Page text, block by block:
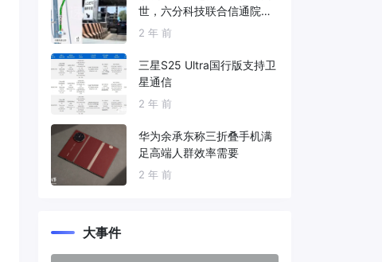
世，六分科技联合信通院发
布免费服务
2 年 前
三星S25 Ultra国行版支持卫
星通信
2 年 前
华为余承东称三折叠手机满
足高端人群效率需要
2 年 前
大事件